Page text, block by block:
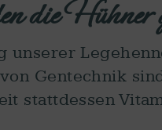
die Hühner
unserer
Gentechnik
stattdessen